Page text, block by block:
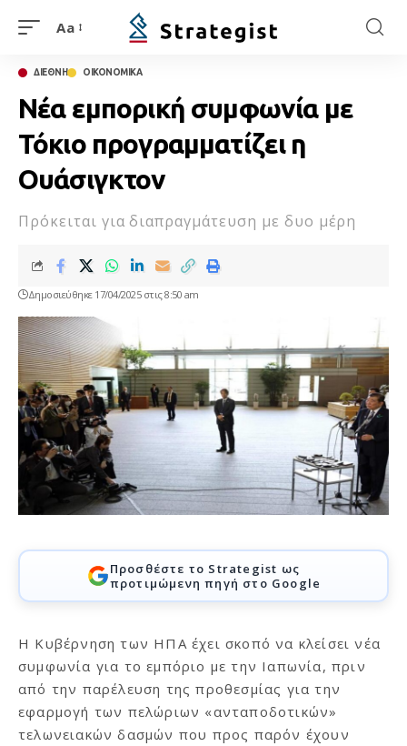
Aa
ΔΙΕΘΝΗ ΟΙΚΟΝΟΜΙΚΑ
Νέα εμπορική συμφωνία με
Τόκιο προγραμματίζει η
Ουάσιγκτον
Πρόκειται για διαπραγμάτευση με δυο μέρη
Δημοσιεύθηκε 17/04/2025 στις 8:50 am
Προσθέστε το Strategist ως
προτιμώμενη πηγή στο Google
Η Κυβέρνηση των ΗΠΑ έχει σκοπό να κλείσει νέα
συμφωνία για το εμπόριο με την Ιαπωνία, πριν
από την παρέλευση της προθεσμίας για την
εφαρμογή των πελώριων «ανταποδοτικών»
τελωνειακών δασμών που προς παρόν έχουν